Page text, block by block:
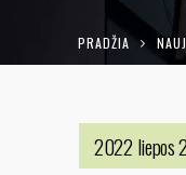
PRADŽIA
2022 liepos